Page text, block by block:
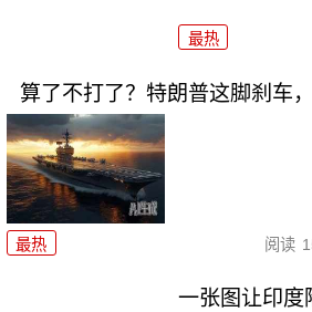
最热
算了不打了？特朗普这脚刹车
最热 阅读
一张图让印度